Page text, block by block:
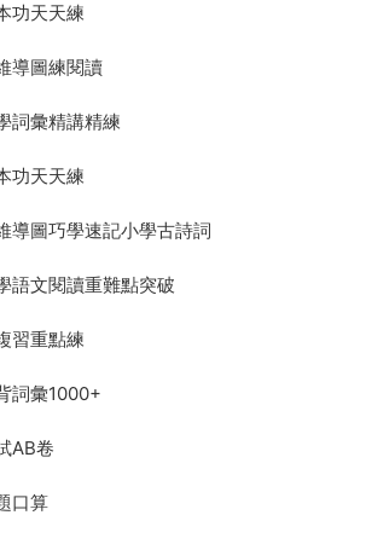
功天天練
導圖練閱讀
詞彙精講精練
功天天練
圖巧學速記小學古詩詞
文閱讀重難點突破
習重點練
詞彙1000+
AB卷
口算